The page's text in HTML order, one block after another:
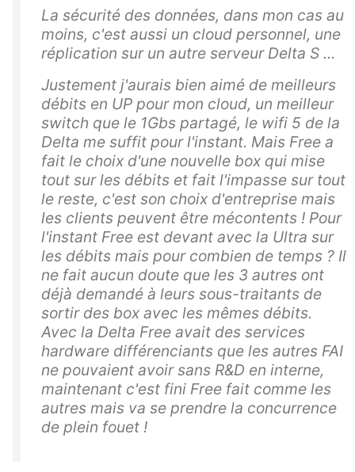
La sécurité des données, dans mon cas au
moins, c'est aussi un cloud personnel, une
réplication sur un autre serveur Delta S ...
Justement j'aurais bien aimé de meilleurs
débits en UP pour mon cloud, un meilleur
switch que le 1Gbs partagé, le wifi 5 de la
Delta me suffit pour l'instant. Mais Free a
fait le choix d'une nouvelle box qui mise
tout sur les débits et fait l'impasse sur tout
le reste, c'est son choix d'entreprise mais
les clients peuvent être mécontents ! Pour
l'instant Free est devant avec la Ultra sur
les débits mais pour combien de temps ? Il
ne fait aucun doute que les 3 autres ont
déjà demandé à leurs sous-traitants de
sortir des box avec les mêmes débits.
Avec la Delta Free avait des services
hardware différenciants que les autres FAI
ne pouvaient avoir sans R&D en interne,
maintenant c'est fini Free fait comme les
autres mais va se prendre la concurrence
de plein fouet !